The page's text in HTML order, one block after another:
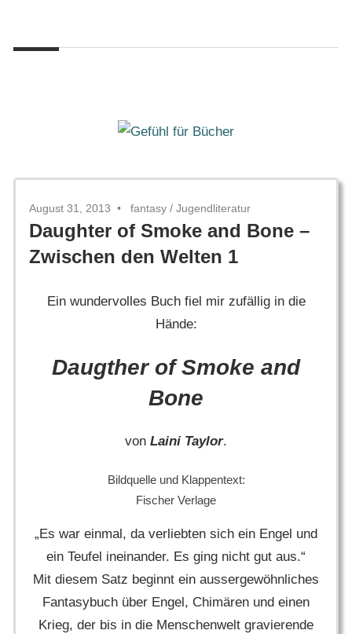
springen
Gefühl
für
August 31, 2013 fantasy / Jugendliteratur
Daughter of Smoke and Bone –
Zwischen den Welten 1
Ein wundervolles Buch fiel mir zufällig in die
Hände:
Daugther of Smoke and
Bone
von Laini Taylor.
Bildquelle und Klappentext:
Fischer Verlage
„Es war einmal, da verliebten sich ein Engel und
ein Teufel ineinander. Es ging nicht gut aus.“
Mit diesem Satz beginnt ein aussergewöhnliches
Fantasybuch über Engel, Chimären und einen
Krieg, der bis in die Menschenwelt gravierende